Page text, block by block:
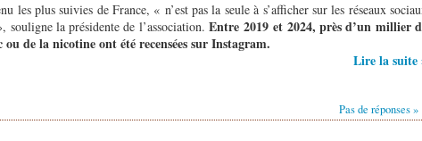
les plus suivies de France, « n’est pas la seule à s’afficher sur les réseaux
souligne la présidente de l’association. Entre 2019 et 2024, près d’un millier
de la nicotine ont été recensées sur Instagram.
Lire la suite
Pas de réponses »